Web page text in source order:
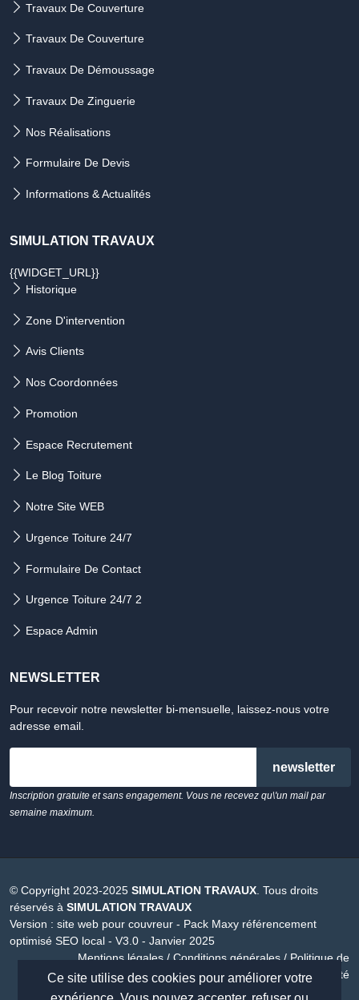
Travaux De Couverture
Travaux De Couverture
Travaux De Démoussage
Travaux De Zinguerie
Nos Réalisations
Formulaire De Devis
Informations & Actualités
SIMULATION TRAVAUX
{{WIDGET_URL}}
Historique
Zone D'intervention
Avis Clients
Nos Coordonnées
Promotion
Espace Recrutement
Le Blog Toiture
Notre Site WEB
Urgence Toiture 24/7
Formulaire De Contact
Urgence Toiture 24/7 2
Espace Admin
NEWSLETTER
Pour recevoir notre newsletter bi-mensuelle, laissez-nous votre
adresse email.
Inscription gratuite et sans engagement. Vous ne recevez qu\'un mail par
semaine maximum.
© Copyright 2023-2025 SIMULATION TRAVAUX. Tous droits
réservés à SIMULATION TRAVAUX
Version : site web pour couvreur - Pack Maxy référencement
optimisé SEO local - V3.0 - Janvier 2025
Mentions légales / Conditions générales / Politique de
confidentialité
site internet créer parMAXYPUB
Ce site utilise des cookies pour améliorer votre